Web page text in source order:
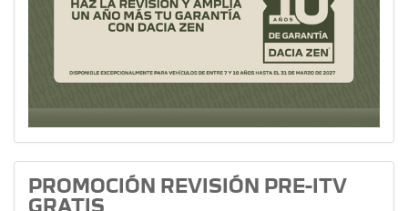
PROMOCIÓN REVISIÓN PRE-ITV
GRATIS